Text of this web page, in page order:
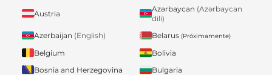
Austria
Azərbaycan (Azərbaycan
dili)
Azerbaijan (English) Belarus (Próximamente)
Belgium
Bolivia
Bosnia and Herzegovina
Bulgaria